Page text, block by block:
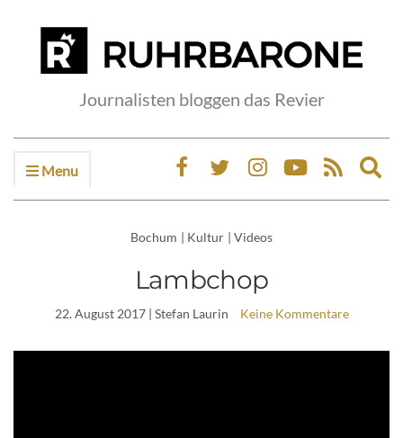
Journalisten bloggen das Revier
Menu
Bochum | Kultur | Videos
Lambchop
22. August 2017| Stefan Laurin Keine Kommentare